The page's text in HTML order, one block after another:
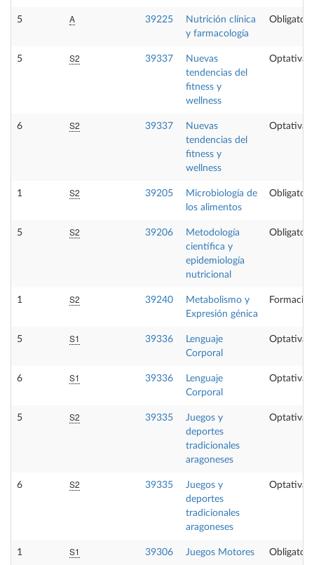
5 A 39225
Nutrición clínica
y farmacología
5 S2 39337
Nuevas
tendencias del
fitness y
wellness
Optativa
6 S2 39337
Nuevas
tendencias del
fitness y
wellness
Optativa
1 S2 39205
Microbiología de
los alimentos
5 S2 39206
Metodología
científica y
epidemiología
nutricional
1 S2 39240
Metabolismo y
Expresión génica
5 S1 39336
Lenguaje
Corporal
Optativa
6 S1 39336
Lenguaje
Corporal
Optativa
5 S2 39335
Juegos y
deportes
tradicionales
aragoneses
Optativa
6 S2 39335
Juegos y
deportes
tradicionales
aragoneses
Optativa
1 S1 39306 Juegos Motores